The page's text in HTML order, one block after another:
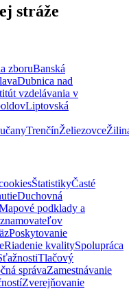
stráže
zboruBanská
Dubnica nad
vzdelávania v
Liptovská
TrenčínŽeliezovce
ŠtatistikyČasté
Duchovná
podklady a
Poskytovanie
Riadenie kvalitySpolupráca
Tlačový
správaZamestnávanie
Zverejňovanie